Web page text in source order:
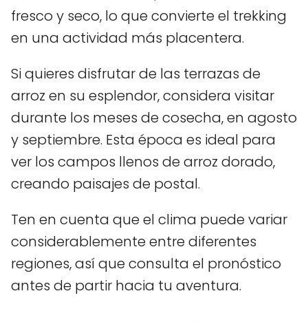
fresco y seco, lo que convierte el trekking
en una actividad más placentera.
Si quieres disfrutar de las terrazas de
arroz en su esplendor, considera visitar
durante los meses de cosecha, en agosto
y septiembre. Esta época es ideal para
ver los campos llenos de arroz dorado,
creando paisajes de postal.
Ten en cuenta que el clima puede variar
considerablemente entre diferentes
regiones, así que consulta el pronóstico
antes de partir hacia tu aventura.